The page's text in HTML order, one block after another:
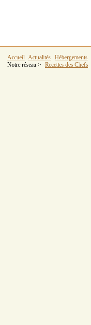
Accueil Actualités Hébergements
Notre réseau >
Recettes des Chefs